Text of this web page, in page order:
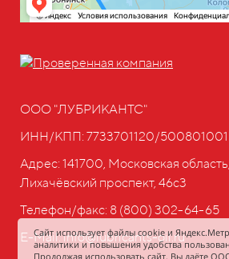
ООО "ЛУБРИКАНТС"
ИНН/КПП: 7733701120/500801001
Адрес: 141700, Московская
Лихачёвский проспект, 46с3
Телефон/факс: 8 (800) 302-64-65
E-Mail: info@lubricants-oil.ru
Сайт использует файлы cookie и
аналитики и повышения удобства
Продолжая использовать сайт, Вы даёте